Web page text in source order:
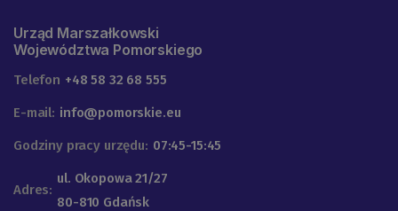
Urząd Marszałkowski
Województwa Pomorskiego
Telefon +48 58 32 68 555
E-mail: info@pomorskie.eu
Godziny pracy urzędu: 07:45-15:45
Adres:
ul. Okopowa 21/27
80-810 Gdańsk